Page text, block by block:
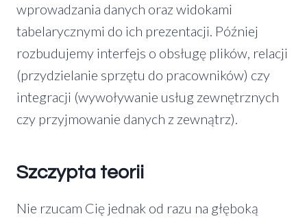
wprowadzania danych oraz widokami
tabelarycznymi do ich prezentacji. Później
rozbudujemy interfejs o obsługę plików, relacji
(przydzielanie sprzętu do pracowników) czy
integracji (wywoływanie usług zewnętrznych
czy przyjmowanie danych z zewnątrz).
Szczypta teorii
Nie rzucam Cię jednak od razu na głęboką